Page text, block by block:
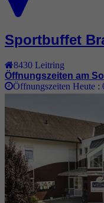
Sportbuffet
8430 Leitring
Öffnungszeiten am
Öffnungszeiten Heute :